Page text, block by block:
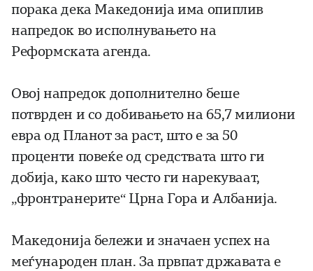
порака дека Македонија има опиплив
напредок во исполнувањето на
Реформската агенда.
Овој напредок дополнително беше
потврден и со добивањето на 65,7 милиони
евра од Планот за раст, што е за 50
проценти повеќе од средствата што ги
добија, како што често ги нарекуваат,
„фронтранерите“ Црна Гора и Албанија.
Македонија бележи и значаен успех на
меѓународен план. За првпат државата е